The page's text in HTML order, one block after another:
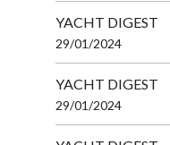
YACHT DIGEST
29/01/2024
YACHT DIGEST
29/01/2024